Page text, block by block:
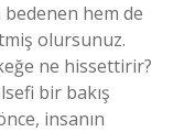
bedenen hem de
olursunuz.
ne hissettirir?
bir bakış
insanın